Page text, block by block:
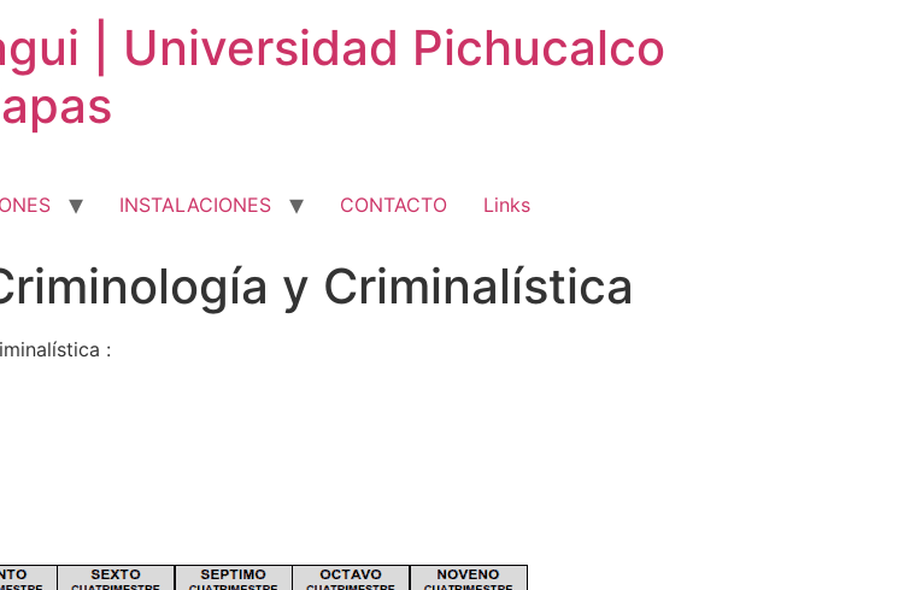
| Universidad Pichucalco
INSTALACIONES CONTACTO Links
y Criminalística
: